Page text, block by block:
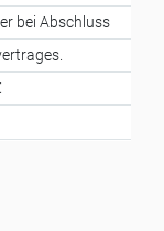
bei Abschluss